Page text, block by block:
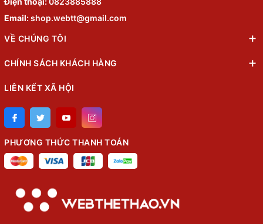
Email:shop.webtt@gmail.com
VỀ CHÚNG TÔI
CHÍNH SÁCH KHÁCH HÀNG
LIÊN KẾT XÃ HỘI
PHƯƠNG THỨC THANH TOÁN